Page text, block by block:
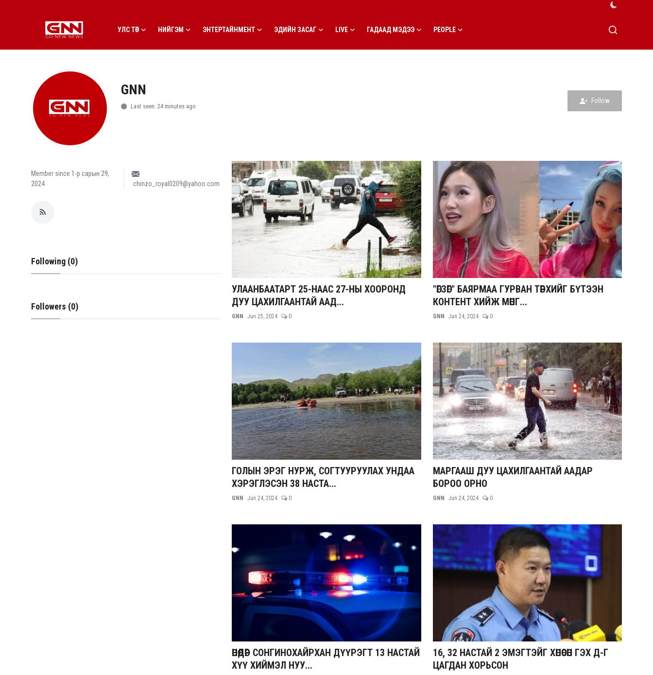
УЛС ТӨР НИЙГЭМ ЭНТЕРТАЙНМЕНТ ЭДИЙН ЗАСАГ LIVE ГАДААД МЭДЭЭ PEOPLE
Энтертайнмент
Эдийн засаг
Гадаад мэдээ
GNN
Last seen: 24 minutes ago
Follow
Member since 1-р сарын 29,
2024
chinzo_royal0209@yahoo.com
Following (0)
Followers (0)
УЛААНБААТАРТ 25-НААС 27-НЫ ХООРОНД
ДУУ ЦАХИЛГААНТАЙ ААД...
GNN Jun 25, 2024 0
"ӨГЗӨГ" БАЯРМАА ГУРВАН ТӨРХИЙГ БҮТЭЭН
КОНТЕНТ ХИЙЖ МӨНГ...
GNN Jun 24, 2024 0
ГОЛЫН ЭРЭГ НУРЖ, СОГТУУРУУЛАХ УНДАА
ХЭРЭГЛЭСЭН 38 НАСТА...
GNN Jun 24, 2024 0
МАРГААШ ДУУ ЦАХИЛГААНТАЙ ААДАР
БОРОО ОРНО
GNN Jun 24, 2024 0
ӨНӨӨДӨР СОНГИНОХАЙРХАН ДҮҮРЭГТ 13 НАСТАЙ
ХҮҮ ХИЙМЭЛ НУУ...
16, 32 НАСТАЙ 2 ЭМЭГТЭЙГ ХӨНӨӨСӨН ГЭХ Д-Г
ЦАГДАН ХОРЬСОН